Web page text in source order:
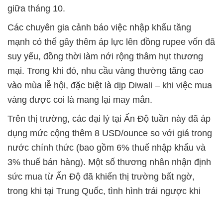
giữa tháng 10.
Các chuyên gia cảnh báo việc nhập khẩu tăng
mạnh có thể gây thêm áp lực lên đồng rupee vốn đã
suy yếu, đồng thời làm nới rộng thâm hụt thương
mại. Trong khi đó, nhu cầu vàng thường tăng cao
vào mùa lễ hội, đặc biệt là dịp Diwali – khi việc mua
vàng được coi là mang lại may mắn.
Trên thị trường, các đại lý tại Ấn Độ tuần này đã áp
dụng mức cộng thêm 8 USD/ounce so với giá trong
nước chính thức (bao gồm 6% thuế nhập khẩu và
3% thuế bán hàng). Một số thương nhân nhận định
sức mua từ Ấn Độ đã khiến thị trường bất ngờ,
trong khi tại Trung Quốc, tình hình trái ngược khi